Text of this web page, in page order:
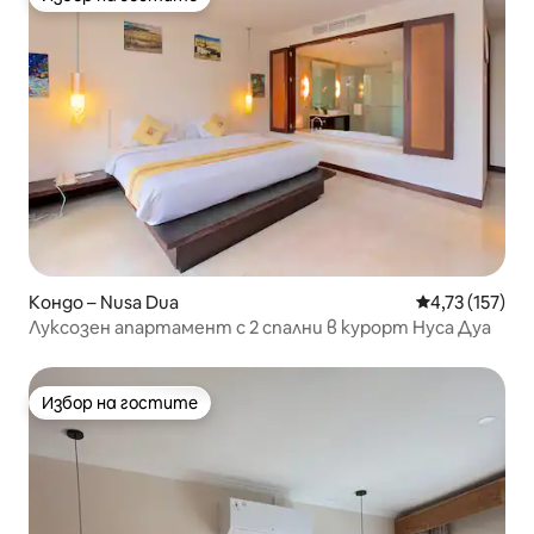
Избор на гостите
Кондо – Nusa Dua Средна
4,73 (157)
Луксозен апартамент с 2 спални в курорт Нуса Дуа
Избор на гостите
Избор на гостите